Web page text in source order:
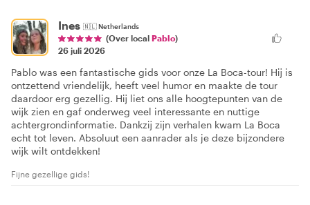
Ines 🇳🇱Netherlands
(Over local Pablo)
26 juli 2026
Pablo was een fantastische gids voor onze La Boca-tour! Hij is
ontzettend vriendelijk, heeft veel humor en maakte de tour
daardoor erg gezellig. Hij liet ons alle hoogtepunten van de
wijk zien en gaf onderweg veel interessante en nuttige
achtergrondinformatie. Dankzij zijn verhalen kwam La Boca
echt tot leven. Absoluut een aanrader als je deze bijzondere
wijk wilt ontdekken!
Fijne gezellige gids!